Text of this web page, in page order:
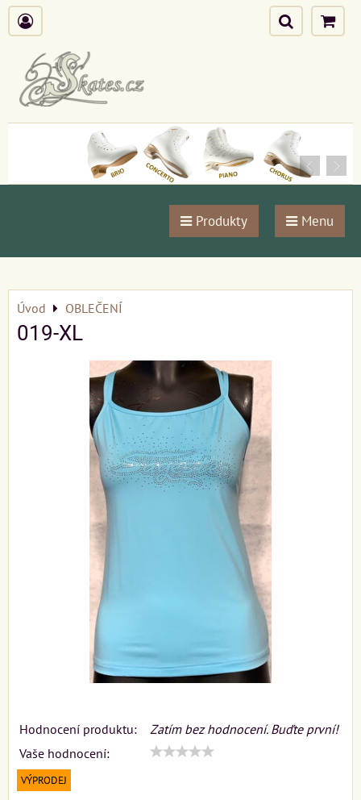
Produkty Menu
Úvod OBLEČENÍ
019-XL
Hodnocení produktu:
Zatím bez hodnocení. Buďte první!
Vaše hodnocení:
VÝPRODEJ